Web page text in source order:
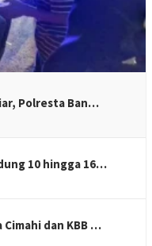
Polresta Ban…
10 hingga 16…
dan KBB …